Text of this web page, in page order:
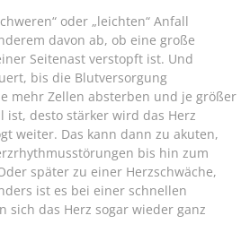
oder „leichten“ Anfall
davon ab, ob eine große
Seitenast verstopft ist. Und
bis die Blutversorgung
mehr Zellen absterben und je größer
ist, desto stärker wird das Herz
weiter. Das kann dann zu akuten,
bis hin zum
später zu einer Herzschwäche,
ist es bei einer schnellen
sich das Herz sogar wieder ganz